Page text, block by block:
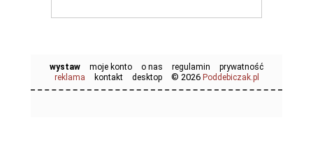
wystaw moje konto o nas regulamin
prywatność
reklama
kontakt desktop © 2026 Poddebiczak.pl